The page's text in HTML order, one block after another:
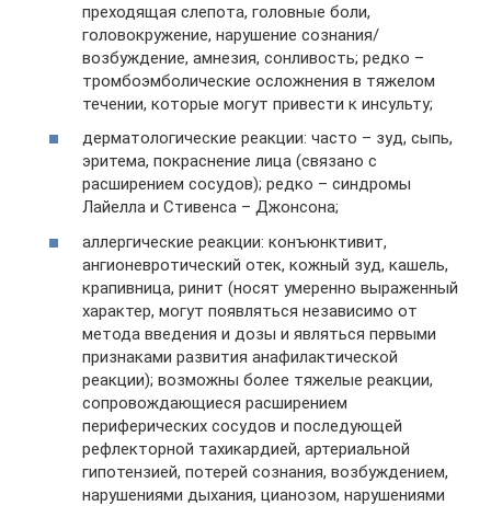
преходящая слепота, головные боли,
головокружение, нарушение сознания/
возбуждение, амнезия, сонливость; редко –
тромбоэмболические осложнения в тяжелом
течении, которые могут привести к инсульту;
дерматологические реакции: часто – зуд, сыпь,
эритема, покраснение лица (связано с
расширением сосудов); редко – синдромы
Лайелла и Стивенса – Джонсона;
аллергические реакции: конъюнктивит,
ангионевротический отек, кожный зуд, кашель,
крапивница, ринит (носят умеренно выраженный
характер, могут появляться независимо от
метода введения и дозы и являться первыми
признаками развития анафилактической
реакции); возможны более тяжелые реакции,
сопровождающиеся расширением
периферических сосудов и последующей
рефлекторной тахикардией, артериальной
гипотензией, потерей сознания, возбуждением,
нарушениями дыхания, цианозом, нарушениями